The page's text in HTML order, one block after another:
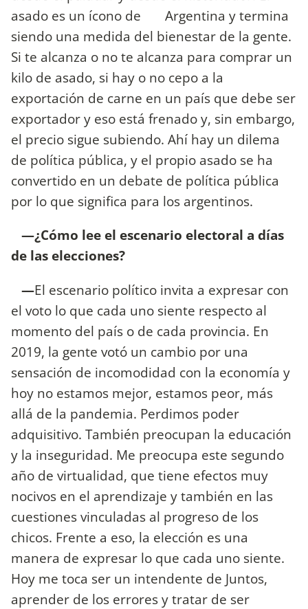
asado es un ícono de Argentina y termina
siendo una medida del bienestar de la gente.
Si te alcanza o no te alcanza para comprar un
kilo de asado, si hay o no cepo a la
exportación de carne en un país que debe ser
exportador y eso está frenado y, sin embargo,
el precio sigue subiendo. Ahí hay un dilema
de política pública, y el propio asado se ha
convertido en un debate de política pública
por lo que significa para los argentinos.
—¿Cómo lee el escenario electoral a días
de las elecciones?
—El escenario político invita a expresar con
el voto lo que cada uno siente respecto al
momento del país o de cada provincia. En
2019, la gente votó un cambio por una
sensación de incomodidad con la economía y
hoy no estamos mejor, estamos peor, más
allá de la pandemia. Perdimos poder
adquisitivo. También preocupan la educación
y la inseguridad. Me preocupa este segundo
año de virtualidad, que tiene efectos muy
nocivos en el aprendizaje y también en las
cuestiones vinculadas al progreso de los
chicos. Frente a eso, la elección es una
manera de expresar lo que cada uno siente.
Hoy me toca ser un intendente de Juntos,
aprender de los errores y tratar de ser